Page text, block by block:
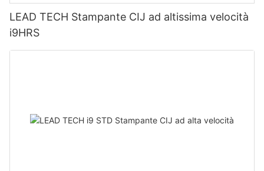
LEAD TECH Stampante CIJ ad altissima velocità
i9HRS